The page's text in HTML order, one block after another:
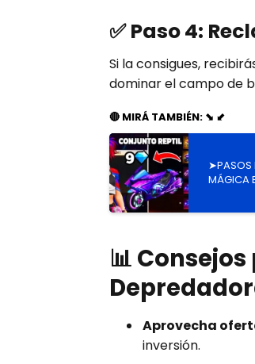
✅ Paso 4:
Si la consigues,
dominar el campo de
🔴 MIRÁ TAMBIÉN: ⬊ ⬋
➤PASOS
MÁGICA
📊
Aprovecha
inversión.